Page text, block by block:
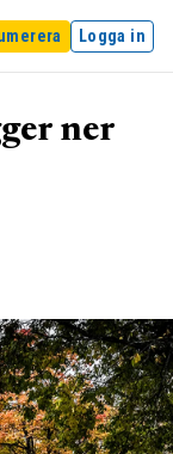
Logga in
ner